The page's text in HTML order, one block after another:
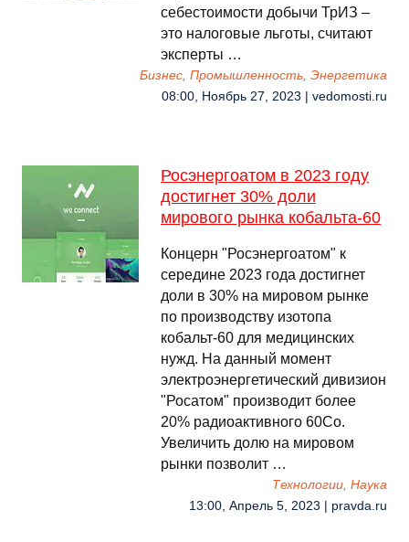
себестоимости добычи ТрИЗ –
это налоговые льготы, считают
эксперты …
Бизнес, Промышленность, Энергетика
08:00, Ноябрь 27, 2023 | vedomosti.ru
Росэнергоатом в 2023 году
достигнет 30% доли
мирового рынка кобальта-60
Концерн "Росэнергоатом" к
середине 2023 года достигнет
доли в 30% на мировом рынке
по производству изотопа
кобальт-60 для медицинских
нужд. На данный момент
электроэнергетический дивизион
"Росатом" производит более
20% радиоактивного 60Со.
Увеличить долю на мировом
рынки позволит …
Технологии, Наука
13:00, Апрель 5, 2023 | pravda.ru